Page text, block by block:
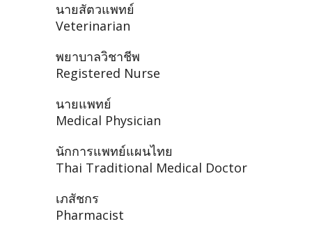
นายสัตวแพทย์
Veterinarian
พยาบาลวิชาชีพ
Registered Nurse
นายแพทย์
Medical Physician
นักการแพทย์แผนไทย
Thai Traditional Medical Doctor
เภสัชกร
Pharmacist